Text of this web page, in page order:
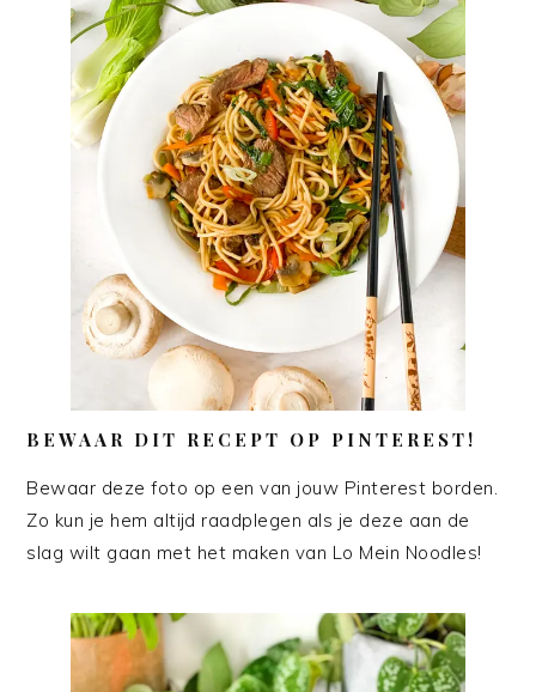
BEWAAR DIT RECEPT OP PINTEREST!
Bewaar deze foto op een van jouw Pinterest borden.
Zo kun je hem altijd raadplegen als je deze aan de
slag wilt gaan met het maken van Lo Mein Noodles!